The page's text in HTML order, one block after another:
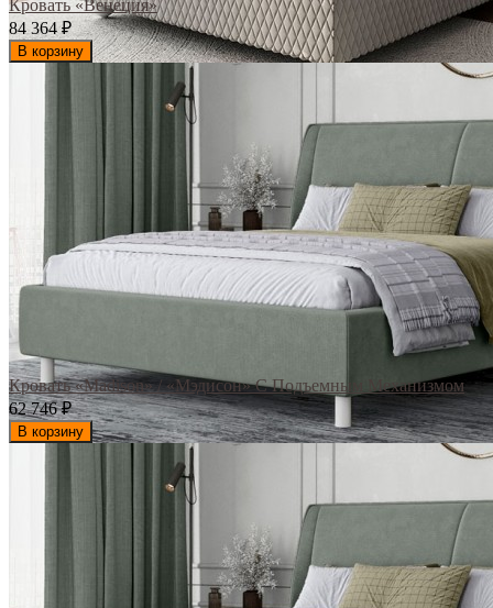
Кровать «Венеция»
84 364₽
В корзину
Кровать «Madison» / «Мэдисон» С Подъемным Механизмом
62 746₽
В корзину